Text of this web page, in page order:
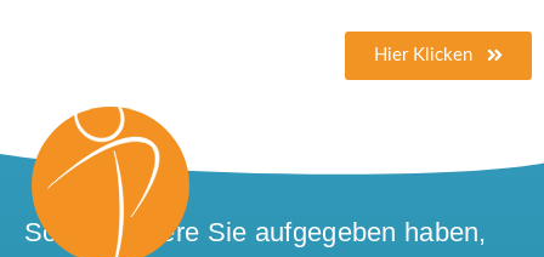
Hier Klicken
Sollten andere Sie aufgegeben haben,